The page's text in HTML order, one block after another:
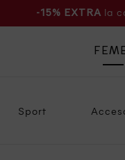
-15% EXTRA la
Sport